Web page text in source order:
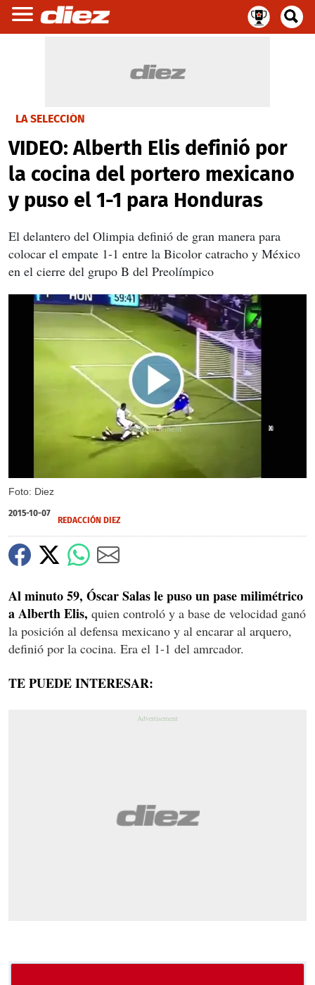
LA SELECCIÓN
VIDEO: Alberth Elis definió por
la cocina del portero mexicano
y puso el 1-1 para Honduras
El delantero del Olimpia definió de gran manera para
colocar el empate 1-1 entre la Bicolor catracho y México
en el cierre del grupo B del Preolímpico
Foto: Diez
X
2015-10-07
REDACCIÓN DIEZ
Al minuto 59, Óscar Salas le puso un pase milimétrico
a Alberth Elis, quien controló y a base de velocidad ganó
la posición al defensa mexicano y al encarar al arquero,
definió por la cocina. Era el 1-1 del amrcador.
TE PUEDE INTERESAR: